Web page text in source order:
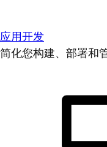
应用开发
简化您构建、部署和